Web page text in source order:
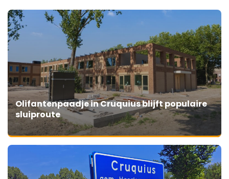
Olifantenpaadje in Cruquius blijft populaire
sluiproute